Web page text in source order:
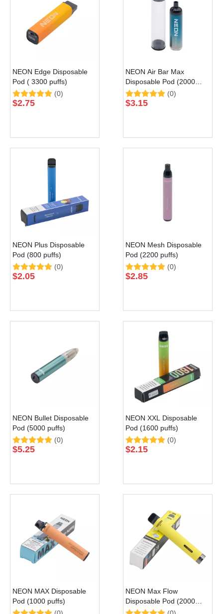
NEON Edge Disposable
Pod ( 3300 puffs)
(0)
$2.75
NEON Air Bar Max
Disposable Pod (2000
puffs)
(0)
$3.15
NEON Plus Disposable
Pod (800 puffs)
(0)
$2.05
NEON Mesh Disposable
Pod (2200 puffs)
(0)
$2.85
NEON Bullet Disposable
Pod (5000 puffs)
(0)
$5.25
NEON XXL Disposable
Pod (1600 puffs)
(0)
$2.15
NEON MAX Disposable
Pod (1000 puffs)
NEON Max Flow
Disposable Pod (2000
puffs)